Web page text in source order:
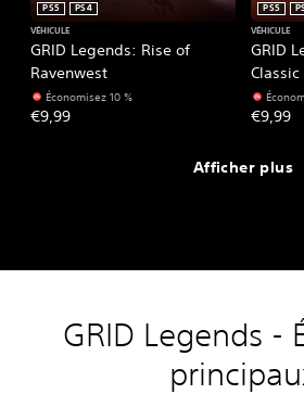
GRID Legends: Rise of
Ravenwest
PS5
PS4
VÉHICULE
Économisez 10 %
€9,99
GRID
PS5
VÉHICULE
€9,99
Afficher plus
GRID Legends -